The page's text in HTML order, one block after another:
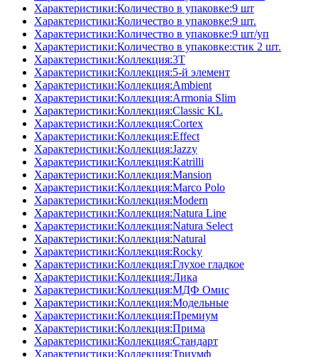
Характеристики:Количество в упаковке:9 шт
Характеристики:Количество в упаковке:9 шт.
Характеристики:Количество в упаковке:9 шт/уп
Характеристики:Количество в упаковке:стик 2 шт.
Характеристики:Коллекция:3T
Характеристики:Коллекция:5-й элемент
Характеристики:Коллекция:Ambient
Характеристики:Коллекция:Armonia Slim
Характеристики:Коллекция:Classic KL
Характеристики:Коллекция:Cortex
Характеристики:Коллекция:Effect
Характеристики:Коллекция:Jazzy
Характеристики:Коллекция:Katrilli
Характеристики:Коллекция:Mansion
Характеристики:Коллекция:Marco Polo
Характеристики:Коллекция:Modern
Характеристики:Коллекция:Natura Line
Характеристики:Коллекция:Natura Select
Характеристики:Коллекция:Natural
Характеристики:Коллекция:Rocky
Характеристики:Коллекция:Глухое гладкое
Характеристики:Коллекция:Лика
Характеристики:Коллекция:МДФ Омис
Характеристики:Коллекция:Модельные
Характеристики:Коллекция:Премиум
Характеристики:Коллекция:Прима
Характеристики:Коллекция:Стандарт
Характеристики:Коллекция:Триумф